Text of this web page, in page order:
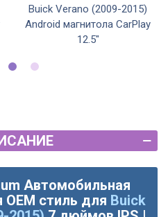
Buick Verano (2009-2015)
Android магнитола CarPlay
12.5"
Автомобильная
стиль для Buick